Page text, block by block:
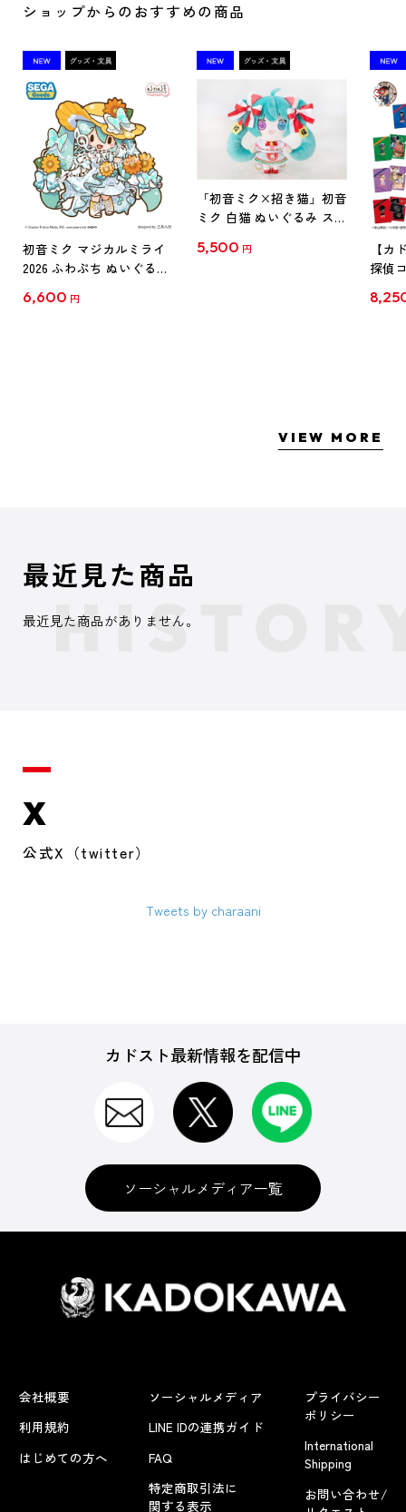
ショップからのおすすめの商品
初音ミク マジカルミライ
2026 ふわぷち ぬいぐるみ
6,600 円
「初音ミク×招き猫」初音
ミク 白猫 ぬいぐるみ スタ
5,500 円
【カ
探偵
クリ
VIEW MORE
最近見た商品
最近見た商品がありません。
X
公式X（twitter）
Tweets by charaani
カドスト最新情報を配信中
ソーシャルメディア一覧
会社概要
利用規約
はじめての方へ
ソーシャルメディア
LINE IDの連携ガイド
FAQ
特定商取引法に
関する表示
プライバシー
ポリシー
International
Shipping
お問い合わせ/